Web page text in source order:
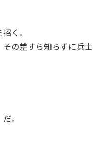
く。
の差すら知らずに兵士
。